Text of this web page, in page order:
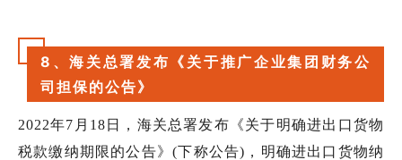
8、海关总署发布《关于推广企业集团财务公
司担保的公告》
2022年7月18日，海关总署发布《关于明确进出口货物
税款缴纳期限的公告》(下称公告) ，明确进出口货物纳